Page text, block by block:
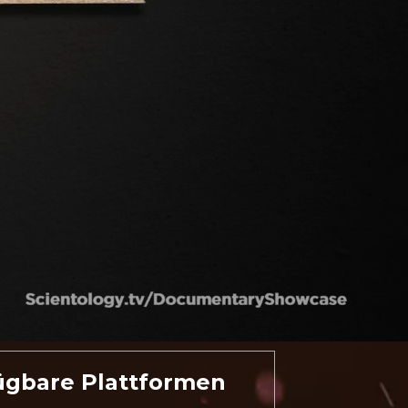
Plattformen